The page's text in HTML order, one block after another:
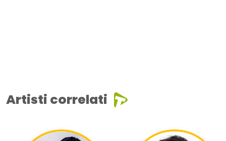
Artisti correlati